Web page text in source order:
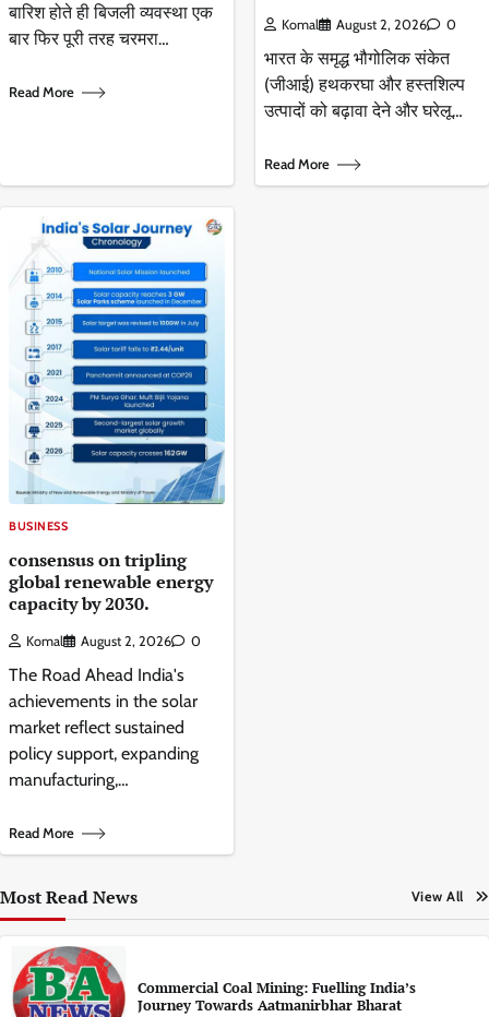
बारिश होते ही बिजली व्यवस्था एक
बार फिर पूरी तरह चरमरा…
Read More
Komal August 2, 2026 0
भारत के समृद्ध भौगोलिक संकेत
(जीआई) हथकरघा और हस्तशिल्प
उत्पादों को बढ़ावा देने और घरेलू…
Read More
BUSINESS
consensus on tripling
global renewable energy
capacity by 2030.
Komal August 2, 2026 0
The Road Ahead India's
achievements in the solar
market reflect sustained
policy support, expanding
manufacturing,…
Read More
Most Read News View All
Commercial Coal Mining: Fuelling India’s
Journey Towards Aatmanirbhar Bharat